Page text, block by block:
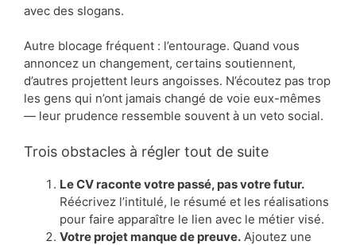
avec des slogans.
Autre blocage fréquent : l’entourage. Quand vous
annoncez un changement, certains soutiennent,
d’autres projettent leurs angoisses. N’écoutez pas trop
les gens qui n’ont jamais changé de voie eux-mêmes
— leur prudence ressemble souvent à un veto social.
Trois obstacles à régler tout de suite
Le CV raconte votre passé, pas votre futur.
Réécrivez l’intitulé, le résumé et les réalisations
pour faire apparaître le lien avec le métier visé.
Votre projet manque de preuve. Ajoutez une